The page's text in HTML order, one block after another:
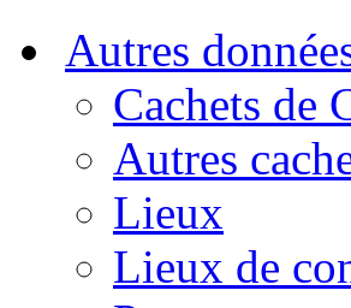
Autres
Cachets de
Autres
Lieux
Lieux de